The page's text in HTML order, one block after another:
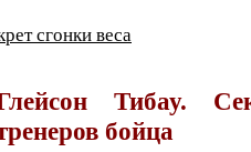
сгонки веса
Тибау.
бойца